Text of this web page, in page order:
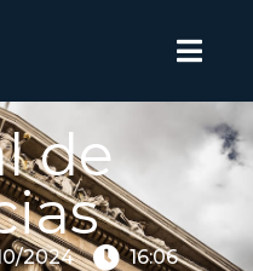
de
2024 16:06